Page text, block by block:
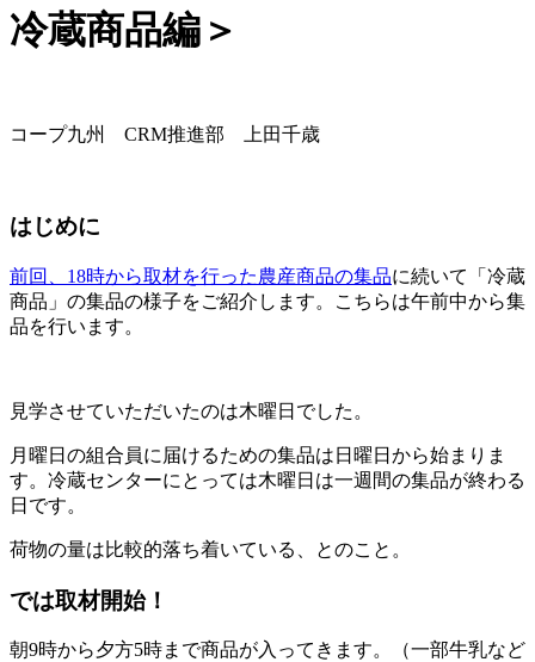
冷蔵商品編＞
コープ九州 CRM推進部 上田千歳
はじめに
前回、18時から取材を行った農産商品の集品に続いて「冷蔵
商品」の集品の様子をご紹介します。こちらは午前中から集
品を行います。
見学させていただいたのは木曜日でした。
月曜日の組合員に届けるための集品は日曜日から始まりま
す。冷蔵センターにとっては木曜日は一週間の集品が終わる
日です。
荷物の量は比較的落ち着いている、とのこと。
では取材開始！
朝9時から夕方5時まで商品が入ってきます。（一部牛乳など